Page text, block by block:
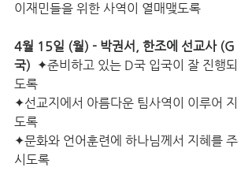
이재민들을 위한 사역이 열매맺도록
4월 15일 (월) - 박권서, 한조에 선교사 (G
국) ✦준비하고 있는 D국 입국이 잘 진행되
도록
✦선교지에서 아름다운 팀사역이 이루어 지
도록
✦문화와 언어훈련에 하나님께서 지혜를 주
시도록